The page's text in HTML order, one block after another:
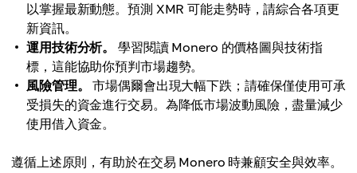
以掌握最新動態。預測 XMR 可能走勢時，請綜合各項更
新資訊。
運用技術分析。
學習閱讀 Monero 的價格圖與技術指
標，這能協助你預判市場趨勢。
風險管理。
市場偶爾會出現大幅下跌；請確保僅使用可承
受損失的資金進行交易。為降低市場波動風險，盡量減少
使用借入資金。
遵循上述原則，有助於在交易 Monero 時兼顧安全與效率。